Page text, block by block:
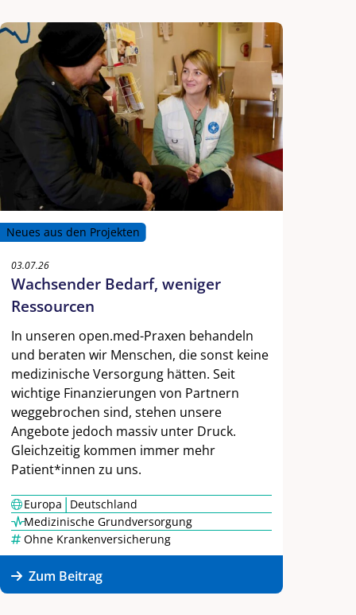
Neues aus den Projekten
03.07.26
Wachsender Bedarf, weniger
Ressourcen
In unseren open.med-Praxen behandeln
und beraten wir Menschen, die sonst keine
medizinische Versorgung hätten. Seit
wichtige Finanzierungen von Partnern
weggebrochen sind, stehen unsere
Angebote jedoch massiv unter Druck.
Gleichzeitig kommen immer mehr
Patient*innen zu uns.
Europa|Deutschland
Medizinische Grundversorgung
Ohne Krankenversicherung
Zum Beitrag